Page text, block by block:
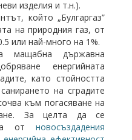
изделия и т.н.).
който „Булгаргаз”
на природния газ, от
или най-много на 1%.
мащабна държавна
енергийната
като стойността
на сградите
към погасяване на
За целта да се
от новосъздадения